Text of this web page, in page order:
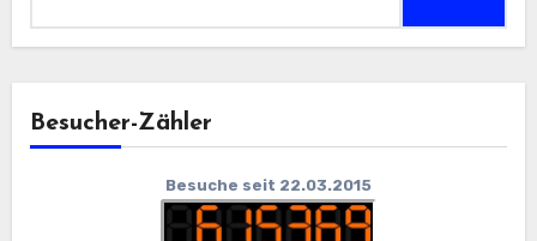
nach:
Besucher-Zähler
Besuche seit 22.03.2015